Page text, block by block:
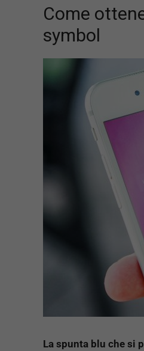
Come
symbol
La spunta blu che si